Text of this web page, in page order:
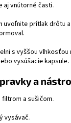
aj vnútorné časti.
uvoľnite prítlak drôtu
s vyššou
vysúšacie kapsule.
a
a sušičom.
vysávač.